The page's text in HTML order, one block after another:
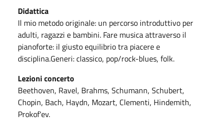
Didattica
Il mio metodo originale: un percorso introduttivo per
adulti, ragazzi e bambini. Fare musica attraverso il
pianoforte: il giusto equilibrio tra piacere e
disciplina.Generi: classico, pop/rock-blues, folk.
Lezioni concerto
Beethoven, Ravel, Brahms, Schumann, Schubert,
Chopin, Bach, Haydn, Mozart, Clementi, Hindemith,
Prokof'ev.